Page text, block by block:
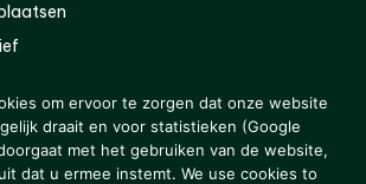
Molen EIS Colofon Disclaimer
om ervoor te zorgen dat onze website
draait en voor statistieken (Google
met het gebruiken van de website,
dat u ermee instemt. We use cookies to